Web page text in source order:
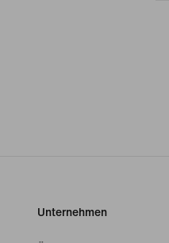
Unternehmen